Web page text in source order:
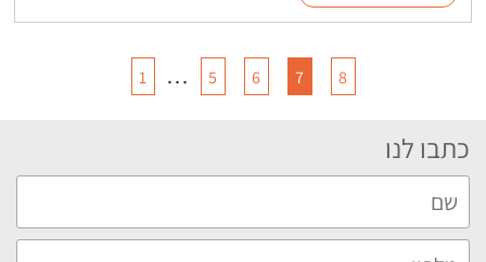
1 … 5 6 7 8
כתבו לנו